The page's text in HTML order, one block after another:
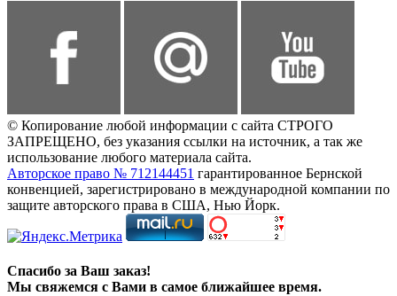
© Копирование любой информации с сайта СТРОГО
ЗАПРЕЩЕНО, без указания ссылки на источник, а так же
использование любого материала сайта.
Авторское право № 712144451 гарантированное Бернской
конвенцией, зарегистрировано в международной компании по
защите авторского права в США, Нью Йорк.
Спасибо за Ваш заказ!
Мы свяжемся с Вами в самое ближайшее время.